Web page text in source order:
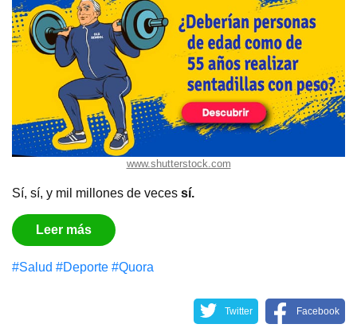
www.shutterstock.com
Sí, sí, y mil millones de veces sí.
Leer más
#Salud #Deporte #Quora
Twitter Facebook